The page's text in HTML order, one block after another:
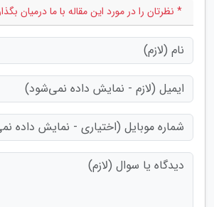
* نظرتان را در مورد این مقاله با ما درمیان